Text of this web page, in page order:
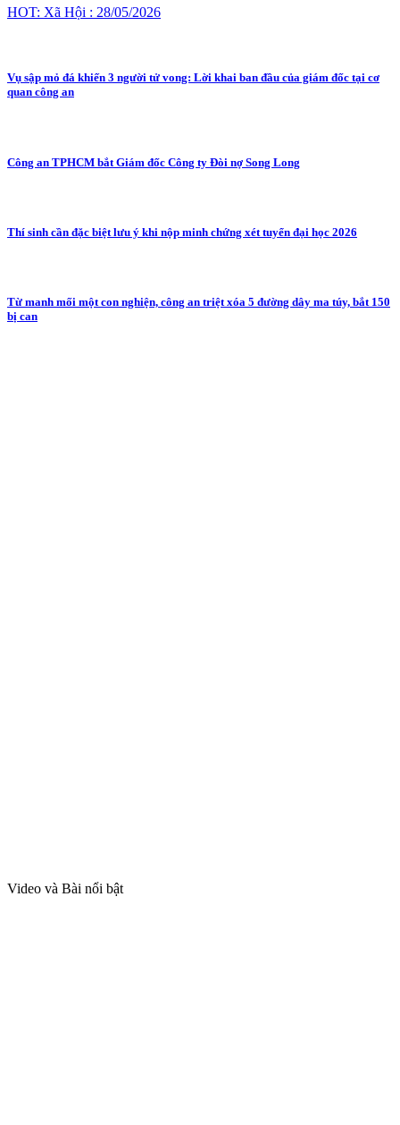
HOT: Xã Hội : 28/05/2026
Vụ sập mỏ đá khiến 3 người tử vong: Lời khai ban đầu của giám đốc tại cơ
quan công an
Công an TPHCM bắt Giám đốc Công ty Đòi nợ Song Long
Thí sinh cần đặc biệt lưu ý khi nộp minh chứng xét tuyển đại học 2026
Từ manh mối một con nghiện, công an triệt xóa 5 đường dây ma túy, bắt 150
bị can
Video và Bài nổi bật